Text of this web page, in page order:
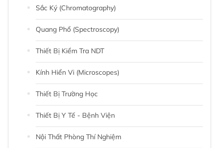
Sắc Ký (chromatography)
Quang Phổ (Spectroscopy)
Thiết Bị Kiểm Tra NDT
Kính Hiển Vi (Microscopes)
Thiết Bị Trường Học
Thiết Bị Y Tế - Bệnh Viện
Nội Thất Phòng Thí Nghiệm